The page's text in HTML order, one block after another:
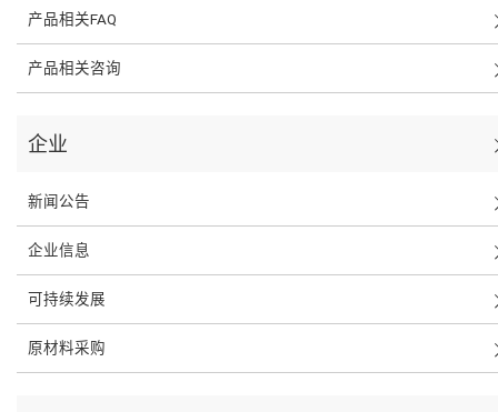
产品相关FAQ
产品相关咨询
企业
新闻公告
企业信息
可持续发展
原材料采购